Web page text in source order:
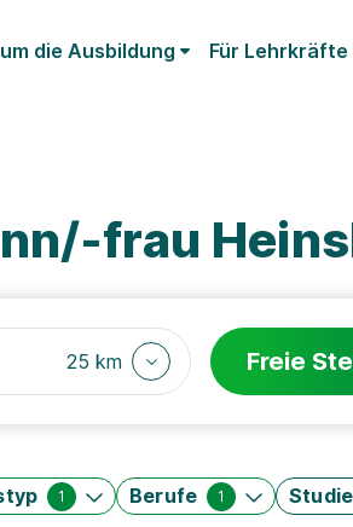
die Ausbildung Für Lehrkräfte
frau
25 km Freie
1 Berufe 1